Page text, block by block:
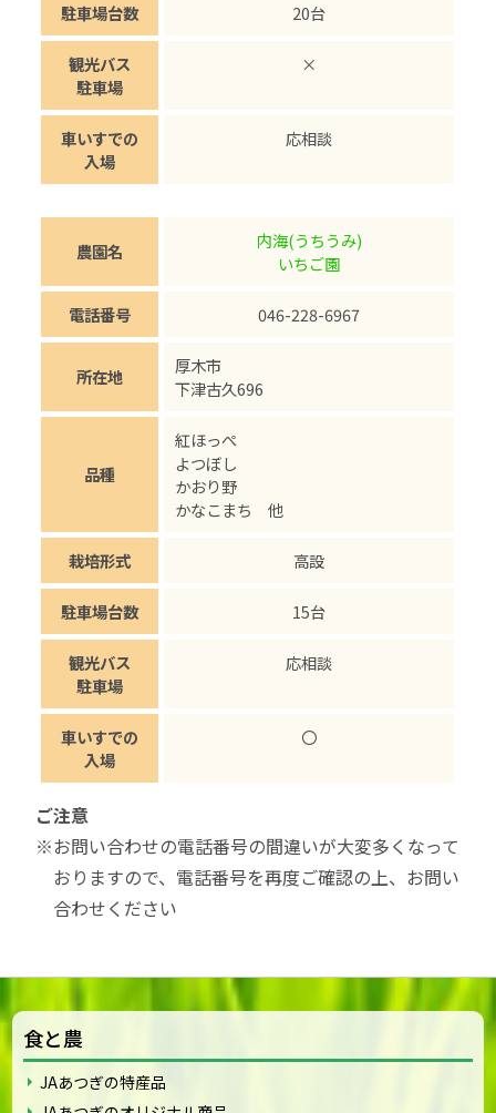
駐車場台数 20台
観光バス
駐車場
×
車いすでの
入場
応相談
農園名
内海(うちうみ)
いちご園
電話番号 046-228-6967
所在地
厚木市
下津古久696
品種
紅ほっぺ
よつぼし
かおり野
かなこまち 他
栽培形式 高設
駐車場台数 15台
観光バス
駐車場
応相談
車いすでの
入場
〇
ご注意
※お問い合わせの電話番号の間違いが大変多くなって
おりますので、電話番号を再度ご確認の上、お問い
合わせください
食と農
JAあつぎの特産品